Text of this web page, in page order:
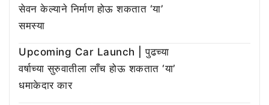
सेवन केल्याने निर्माण होऊ शकतात ‘या’
समस्या
Upcoming Car Launch | पुढच्या
वर्षाच्या सुरुवातीला लाँच होऊ शकतात ‘या’
धमाकेदार कार